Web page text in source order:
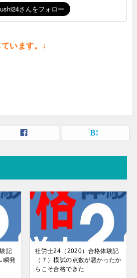
います。↓
記
瞬発
社労士24（2020）合格体験記
（７）模試の点数が悪かったか
らこそ合格できた